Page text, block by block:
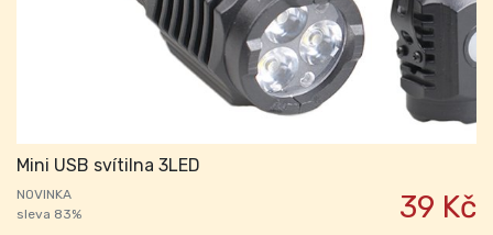
Mini USB svítilna 3LED
NOVINKA
sleva 83%
39 Kč